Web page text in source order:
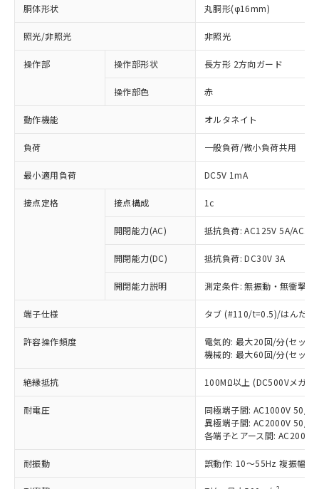
胴体形状 丸胴形(φ16mm)
照光/非照光 非照光
操作部 操作部形状 長方形 2方向ガード
操作部色 赤
動作機能 オルタネイト
負荷 一般負荷/微小負荷共用
最小適用負荷 DC5V 1mA
接点定格 接点構成 1c
開閉能力(AC) 抵抗負荷: AC125V 5A/
開閉能力(DC) 抵抗負荷: DC30V 3A
開閉能力説明 測定条件: 無振動・無衝撃
端子仕様 タブ (#110/t=0.5)/はんだづ
許容操作頻度
電気的: 最大20回/分(セット
機械的: 最大60回/分(セット
絶縁抵抗 100MΩ以上 (DC500Vメガ)
耐電圧
同極端子間: AC1000V 50/
異極端子間: AC2000V 50/
各端子とアース間:
耐振動 誤動作: 10～55Hz 複振幅
※1 対応状況
対応済み：EU RoHS指令（10物質）の
非含有に対応した製品が提供可能な商品で
対応予定：EU RoHS指令（10物質）の非含
有に対応した製品に切り替える予定のある